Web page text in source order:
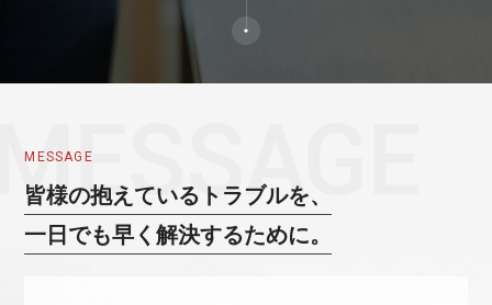
MESSAGE
皆様の抱えているトラブルを、
一日でも早く解決するために。